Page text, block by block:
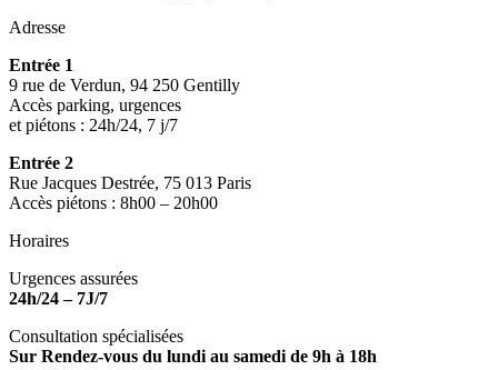
Adresse
Entrée 1
9 rue de Verdun, 94 250 Gentilly
Accès parking, urgences
et piétons : 24h/24, 7 j/7
Entrée 2
Rue Jacques Destrée, 75 013 Paris
Accès piétons : 8h00 – 20h00
Horaires
Urgences assurées
24h/24 – 7J/7
Consultation spécialisées
Sur Rendez-vous du lundi au samedi de 9h à 18h